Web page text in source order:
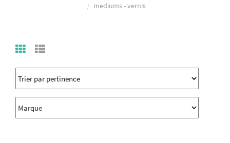
mediums - vernis